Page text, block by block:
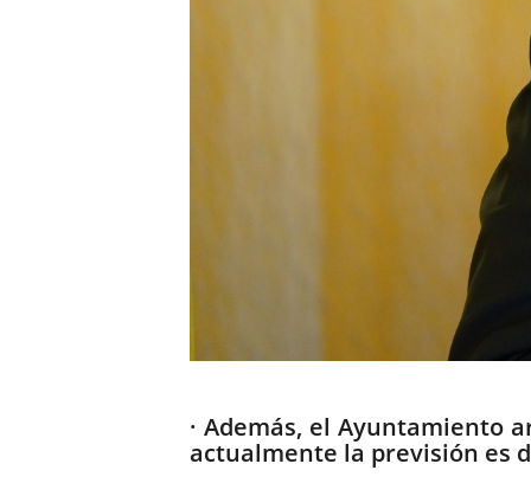
Descripción
· Además, el Ayuntamiento
actualmente la previsión es